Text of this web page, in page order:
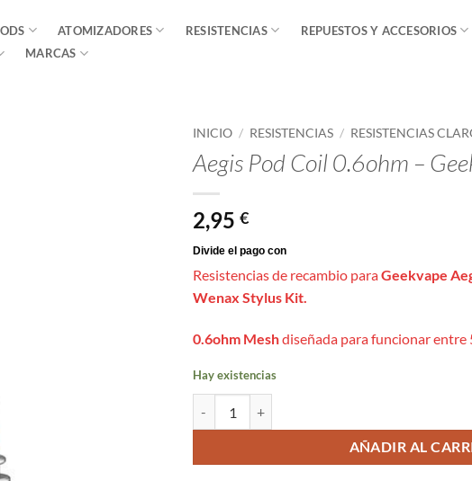
ATOMIZADORES RESISTENCIAS
REPUESTOS Y ACCESORIOS
MARCAS
INICIO / RESISTENCIAS / RESISTENCIAS
Aegis Pod Coil 0.6ohm –
2,95 €
Resistencias de recambio paraGeekvape
Wenax Stylus Kit.
0.6ohm Meshdiseñada para funcionar entre
Hay existencias
AÑADIR AL